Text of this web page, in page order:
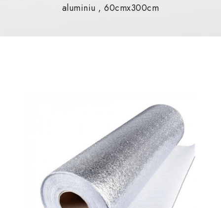
aluminiu , 60cmx300cm